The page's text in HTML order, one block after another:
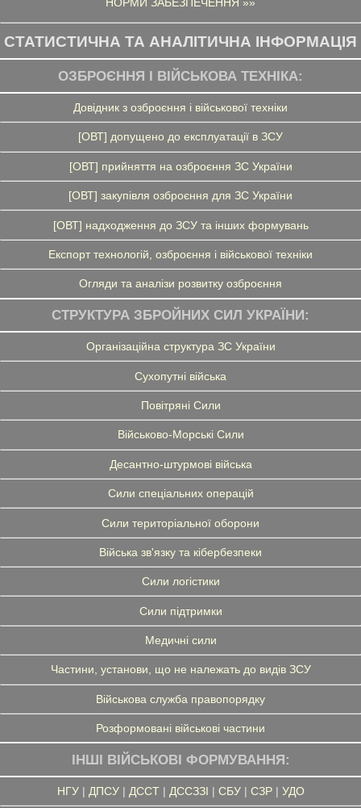
СТАТИСТИЧНА ТА АНАЛІТИЧНА ІНФОРМАЦІЯ
ОЗБРОЄННЯ І ВІЙСЬКОВА ТЕХНІКА:
Довідник з озброєння і військової техніки
[ОВТ] допущено до експлуатації в ЗСУ
[ОВТ] прийняття на озброєння ЗС України
[ОВТ] закупівля озброєння для ЗС України
[ОВТ] надходження до ЗСУ та інших формувань
Експорт технологій, озброєння і військової техніки
Огляди та аналізи розвитку озброєння
СТРУКТУРА ЗБРОЙНИХ СИЛ УКРАЇНИ:
Організаційна структура ЗС України
Сухопутні війська
Повітряні Сили
Військово-Морські Сили
Десантно-штурмові війська
Сили спеціальних операцій
Сили територіальної оборони
Війська зв'язку та кібербезпеки
Сили логістики
Сили підтримки
Медичні сили
Частини, установи, що не належать до видів ЗСУ
Військова служба правопорядку
Розформовані військові частини
ІНШІ ВІЙСЬКОВІ ФОРМУВАННЯ:
НГУ| ДПСУ| ДССТ| ДССЗЗІ | СБУ| СЗР| УДО